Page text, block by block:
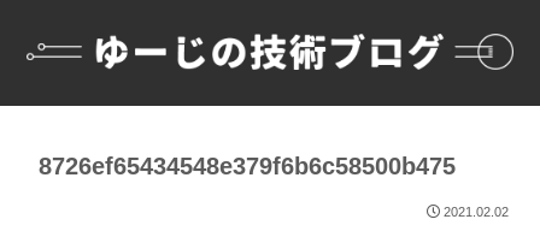
8726ef65434548e379f6b6c58500b475
2021.02.02